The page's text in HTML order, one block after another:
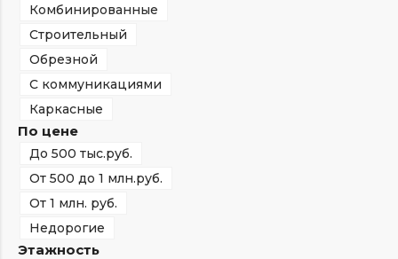
Комбинированные
Строительный
Обрезной
С коммуникациями
Каркасные
По цене
До 500 тыс.руб.
От 500 до 1 млн.руб.
От 1 млн. руб.
Недорогие
Этажность